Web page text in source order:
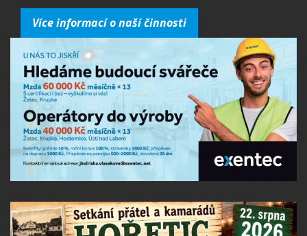
Více informací o naší činnosti